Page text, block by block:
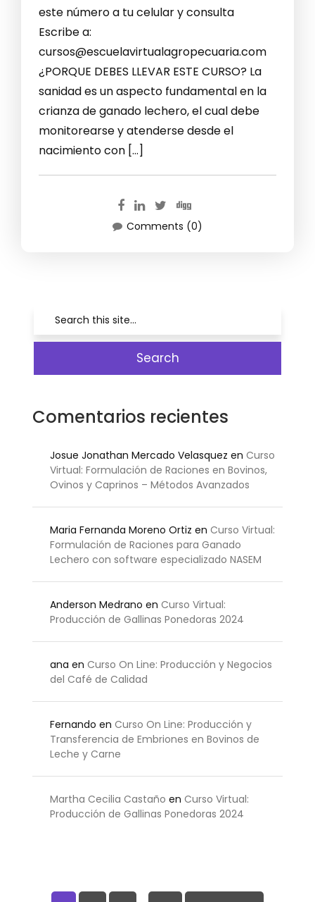
este número a tu celular y consulta
Escribe a:
cursos@escuelavirtualagropecuaria.com
¿PORQUE DEBES LLEVAR ESTE CURSO? La
sanidad es un aspecto fundamental en la
crianza de ganado lechero, el cual debe
monitorearse y atenderse desde el
nacimiento con […]
Comments (0)
Comentarios recientes
Josue Jonathan Mercado Velasquez en Curso
Virtual: Formulación de Raciones en Bovinos,
Ovinos y Caprinos – Métodos Avanzados
Maria Fernanda Moreno Ortiz en Curso Virtual:
Formulación de Raciones para Ganado
Lechero con software especializado NASEM
Anderson Medrano en Curso Virtual:
Producción de Gallinas Ponedoras 2024
ana en Curso On Line: Producción y Negocios
del Café de Calidad
Fernando en Curso On Line: Producción y
Transferencia de Embriones en Bovinos de
Leche y Carne
Martha Cecilia Castaño en Curso Virtual:
Producción de Gallinas Ponedoras 2024